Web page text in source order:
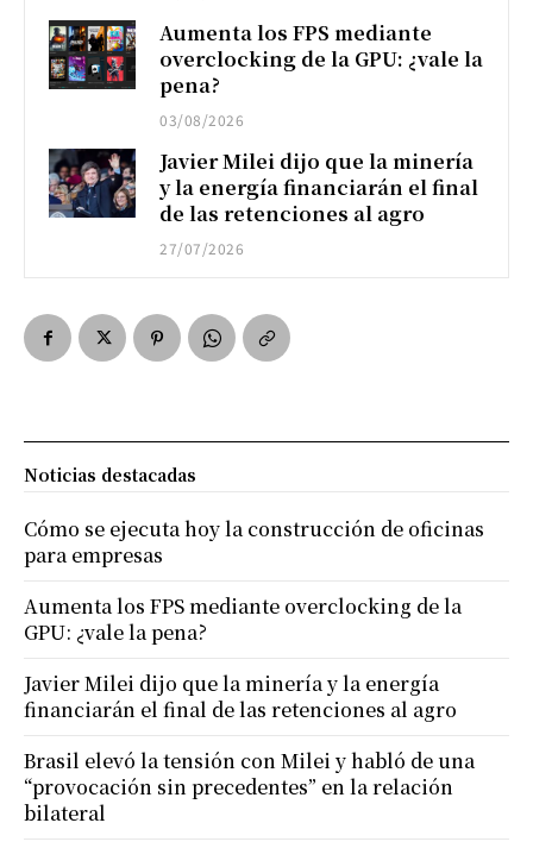
Aumenta los FPS mediante
overclocking de la GPU: ¿vale la
pena?
03/08/2026
Javier Milei dijo que la minería
y la energía financiarán el final
de las retenciones al agro
27/07/2026
Noticias destacadas
Cómo se ejecuta hoy la construcción de oficinas
para empresas
Aumenta los FPS mediante overclocking de la
GPU: ¿vale la pena?
Javier Milei dijo que la minería y la energía
financiarán el final de las retenciones al agro
Brasil elevó la tensión con Milei y habló de una
“provocación sin precedentes” en la relación
bilateral